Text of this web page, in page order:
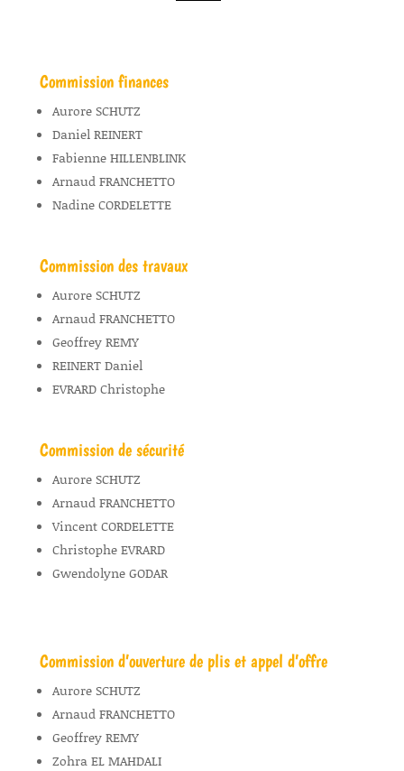
Commission finances
Aurore SCHUTZ
Daniel REINERT
Fabienne HILLENBLINK
Arnaud FRANCHETTO
Nadine CORDELETTE
Commission des travaux
Aurore SCHUTZ
Arnaud FRANCHETTO
Geoffrey REMY
REINERT Daniel
EVRARD Christophe
Commission de sécurité
Aurore SCHUTZ
Arnaud FRANCHETTO
Vincent CORDELETTE
Christophe EVRARD
Gwendolyne GODAR
Commission d’ouverture de plis et appel d’offre
Aurore SCHUTZ
Arnaud FRANCHETTO
Geoffrey REMY
Zohra EL MAHDALI